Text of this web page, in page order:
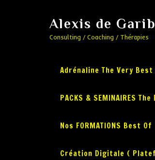
Alexis de
Consulting / Coaching / Thérapies
Adrénaline The Very Best
PACKS & SEMINAIRES
Nos FORMATIONS Best Of
Création Digitale (